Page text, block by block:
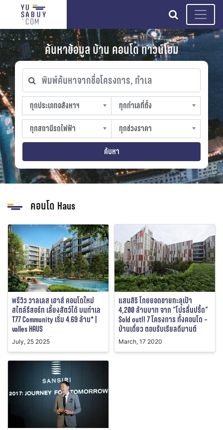
search
ค้นหาข้อมูล บ้าน คอนโด ทาวน์โฮม
พิมพ์ค้นหาจากชื่อโครงการ, ทำเล
ทุกประเภทอสังหาฯ
ทุกประเภทอสังหาฯ
sproperty
ทุกทำเลที่ตั้ง
ทุกทำเลที่ตั้ง
slocation
ทุกสถานีรถไฟฟ้า
ทุกสถานีรถไฟฟ้า
strain-station
ทุกช่วงราคา
ทุกช่วงราคา
sprice
ค้นหา
คอนโด Haus
พรีวิว วาลเลส เฮาส์ คอนโดใหม่
สไตล์รีสอร์ท เลี้ยงสัตว์ได้ บนทำเล
T77 Community เริ่ม 4.69 ล้าน* |
valles HAUS
July, 25 2025
แสนสิริ โกยยอดขายทะลุเป้า
4,200 ล้านบาท จาก “โปรลื่นปรื้ด”
Sold out!! 7 โครงการ ทั้งคอนโด –
บ้านเดี่ยว ตอบรับเรียลดีมานต์
March, 17 2020